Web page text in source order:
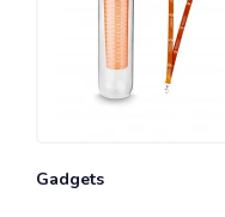
Gadgets